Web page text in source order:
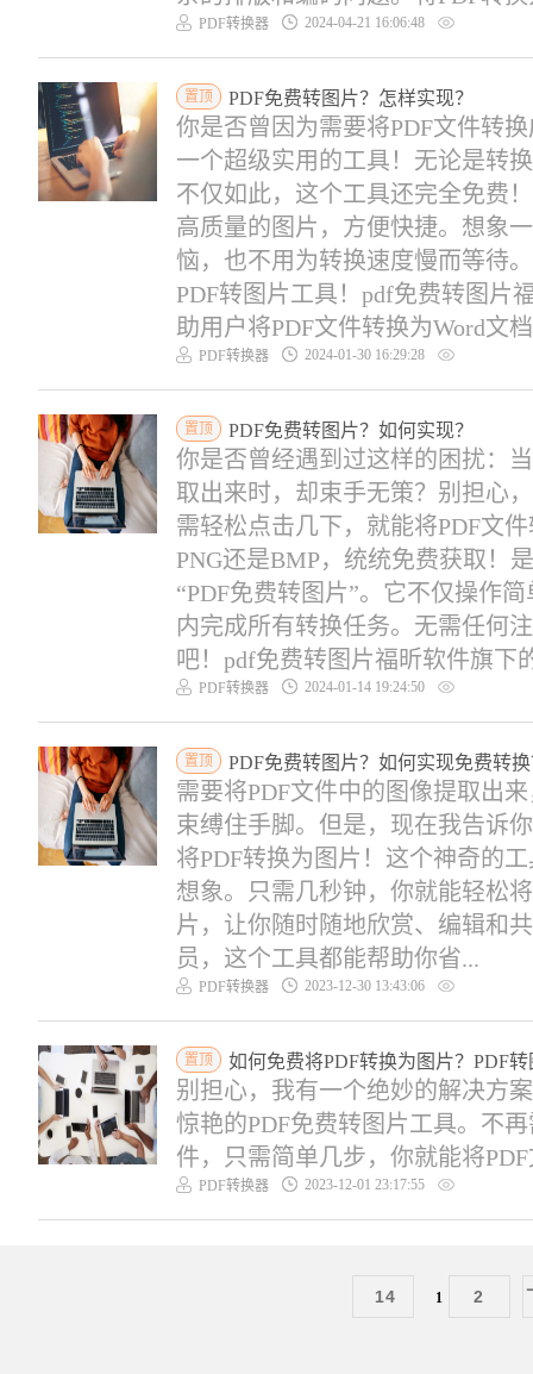
PDF转换器 2024-04-21 16:06:48
置顶 PDF免费转图片？怎样实现？
你是否曾因为需要将PDF文件转
一个超级实用的工具！无论是转
不仅如此，这个工具还完全免费
高质量的图片，方便快捷。想象
恼，也不用为转换速度慢而等待
PDF转图片工具！pdf免费转图片
助用户将PDF文件转换为Word文
PDF转换器 2024-01-30 16:29:28
置顶 PDF免费转图片？如何实现？
你是否曾经遇到过这样的困扰：
取出来时，却束手无策？别担心
需轻松点击几下，就能将PDF文
PNG还是BMP，统统免费获取！
“PDF免费转图片”。它不仅操作
内完成所有转换任务。无需任何
吧！pdf免费转图片福昕软件旗下
PDF转换器 2024-01-14 19:24:50
置顶 PDF免费转图片？如何实现免费转
需要将PDF文件中的图像提取出
束缚住手脚。但是，现在我告诉
将PDF转换为图片！这个神奇的
想象。只需几秒钟，你就能轻松
片，让你随时随地欣赏、编辑和
员，这个工具都能帮助你省...
PDF转换器 2023-12-30 13:43:06
置顶 如何免费将PDF转换为图片？PDF
别担心，我有一个绝妙的解决方
惊艳的PDF免费转图片工具。不
件，只需简单几步，你就能将
PDF转换器 2023-12-01 23:17:55
14 1 2